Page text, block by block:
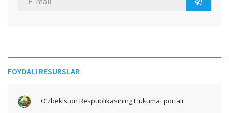
FOYDALI RESURSLAR
O‘zbekiston Respublikasining Hukumat portali